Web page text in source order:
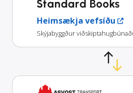
Standard Books
Heimsækja vefsíðu
Skýjabyggður